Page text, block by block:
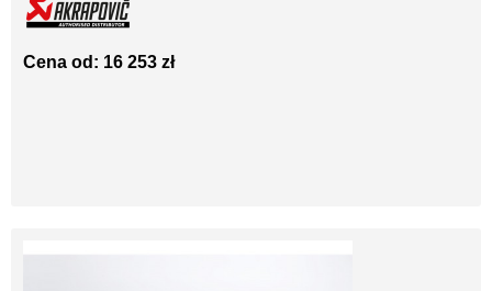
Cena od: 16 253 zł